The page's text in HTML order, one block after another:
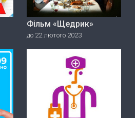
Фільм «Щедрик»
до 22 лютого 2023